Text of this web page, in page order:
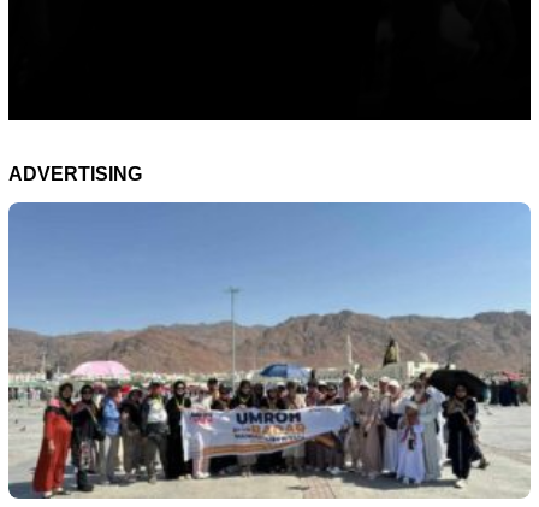
ADVERTISING